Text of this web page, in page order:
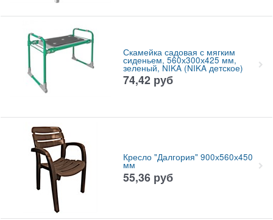
Скамейка садовая с мягким
сиденьем, 560х300х425 мм,
зеленый, NIKA (NIKA детское)
74,42 руб
Кресло "Далгория" 900х560х450
мм
55,36 руб